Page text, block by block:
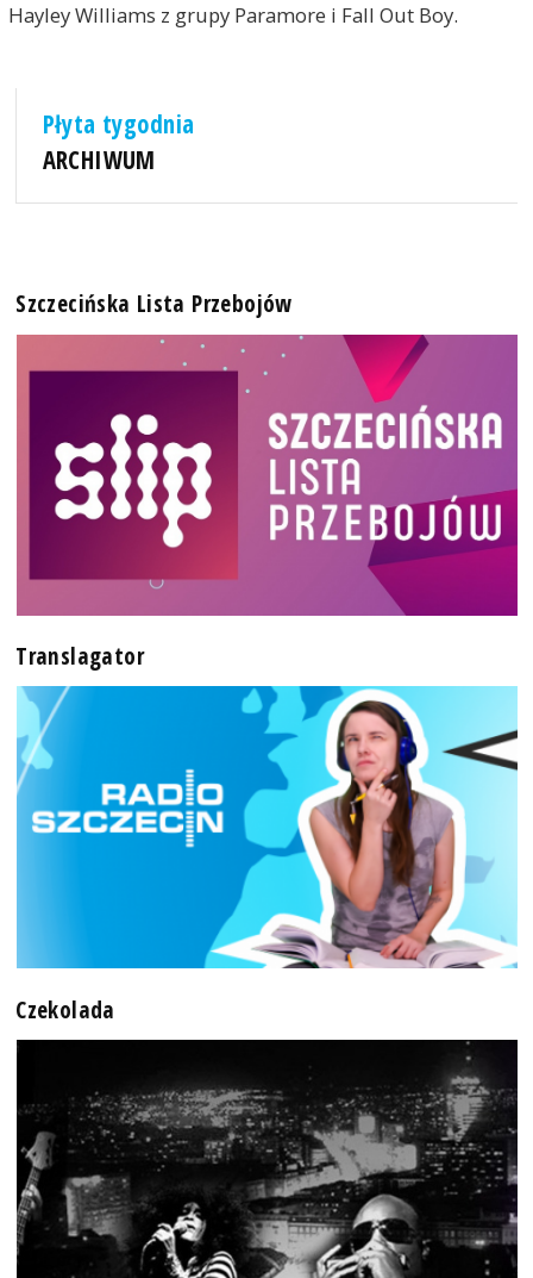
Hayley Williams z grupy Paramore i Fall Out Boy.
Płyta tygodnia
ARCHIWUM
Szczecińska Lista Przebojów
Translagator
Czekolada